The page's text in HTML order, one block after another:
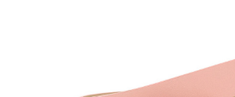
Запросить цену